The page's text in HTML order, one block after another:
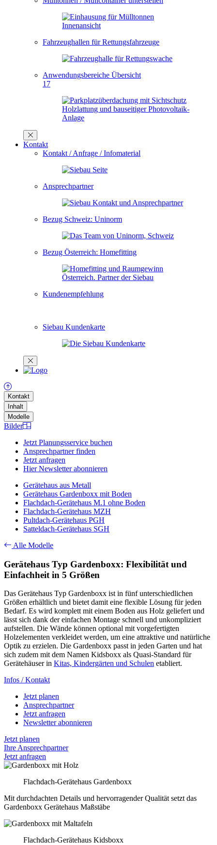
Fahrzeughallen für Rettungsfahrzeuge
Anwendungsbereiche Übersicht
17
Kontakt
Kontakt / Anfrage / Infomaterial
Ansprechpartner
Bezug Schweiz: Uninorm
Bezug Österreich: Homefitting
Kundenempfehlung
Siebau Kundenkarte
Kontakt
Inhalt
Modelle
Bilder
Jetzt Planungsservice buchen
Ansprechpartner finden
Jetzt anfragen
Hier Newsletter abonnieren
Gerätehaus aus Metall
Gerätehaus Gardenboxx mit Boden
Flachdach-Gerätehaus M.1 ohne Boden
Flachdach-Gerätehaus MZH
Pultdach-Gerätehaus PGH
Satteldach-Gerätehaus SGH
Alle Modelle
Gerätehaus Typ Gardenboxx: Flexibilität und
Einfachheit in 5 Größen
Das Gerätehaus Typ Gardenboxx ist in fünf unterschiedlichen
Größen erhältlich und bietet damit eine flexible Lösung für jeden
Bedarf. Es wird komplett mit einem Boden aus Holz geliefert und
lässt sich dank der einfachen Montage schnell und unkompliziert
aufstellen. Die Wände können optional mit vorgefertigten
Holzelementen verkleidet werden, um eine attraktive und natürliche
Optik zu erzielen. Die Gardenboxx passt in jeden Garten und hat
sich zudem mit dem Namen Kidsboxx als Quasi-Standard für
Gerätehäuser in Kitas, Kindergärten und Schulen etabliert.
Infos / Kontakt
Jetzt planen
Ansprechpartner
Jetzt anfragen
Newsletter abonnieren
Jetzt planen
Ihre Ansprechpartner
Jetzt anfragen
Flachdach-Gerätehaus Gardenboxx
Mit durchdachten Details und hervorragender Qualität setzt das
Gardenboxx Gerätehaus Maßstäbe
Flachdach-Gerätehaus Kidsboxx